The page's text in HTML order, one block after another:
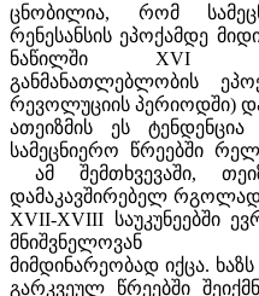
ცნობილია, რომ
რენესანსის ეპოქამდე
ნაწილში XVI
განმანათლებლობის
რევოლუციის პერიოდში)
ათეიზმის ეს
სამეცნიერო წრეებში
ამ შემთხვევაში,
დამაკავშირებელ
XVII-XVIII საუკუნეებში
მნიშვნელოვან
მიმდინარეობად იქცა.
გარკვეულ წრეებში